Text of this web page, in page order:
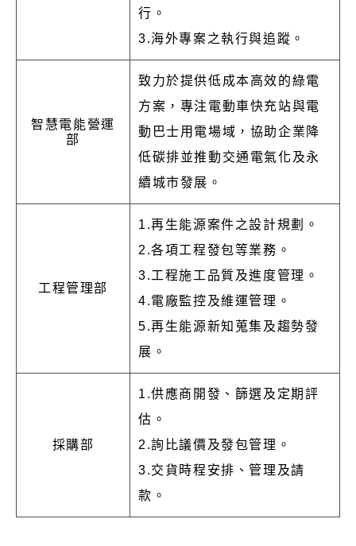
行。
3.海外專案之執行與追蹤。
智慧電能營運
部
致力於提供低成本高效的綠電
方案，專注電動車快充站與電
動巴士用電場域，協助企業降
低碳排並推動交通電氣化及永
續城市發展。
工程管理部
1.再生能源案件之設計規劃。
2.各項工程發包等業務。
3.工程施工品質及進度管理。
4.電廠監控及維運管理。
5.再生能源新知蒐集及趨勢發
展。
採購部
1.供應商開發、篩選及定期評
估。
2.詢比議價及發包管理。
3.交貨時程安排、管理及請
款。